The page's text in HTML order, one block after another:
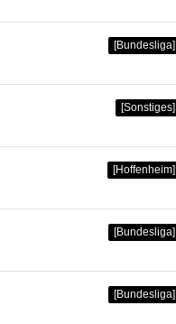
[Bundesliga]
[Sonstiges]
[Hoffenheim]
[Bundesliga]
[Bundesliga]